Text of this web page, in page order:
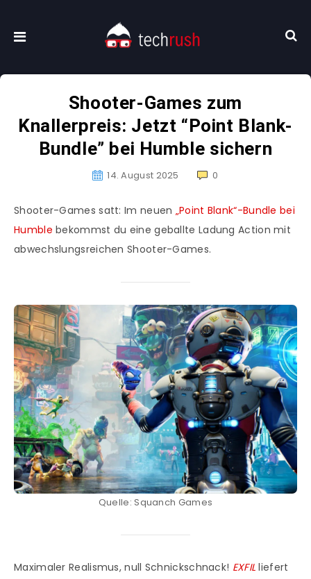
Shooter-Games zum
Knallerpreis: Jetzt “Point Blank-
Bundle” bei Humble sichern
14. August 2025 0
Shooter-Games satt: Im neuen „Point Blank“-Bundle bei
Humble bekommst du eine geballte Ladung Action mit
abwechslungsreichen Shooter-Games.
Quelle: Squanch Games
Maximaler Realismus, null Schnickschnack! EXFIL liefert